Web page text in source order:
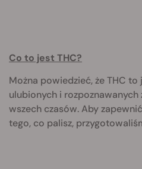
Co to jest THC?
Można powiedzieć, że THC to
ulubionych i
wszech czasów. Aby
tego, co palisz,